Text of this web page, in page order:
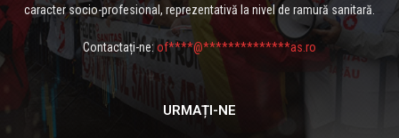
caracter socio-profesional, reprezentativă la nivel de ramură sanitară.
Contactați-ne: of****@**************as.ro
URMAȚI-NE